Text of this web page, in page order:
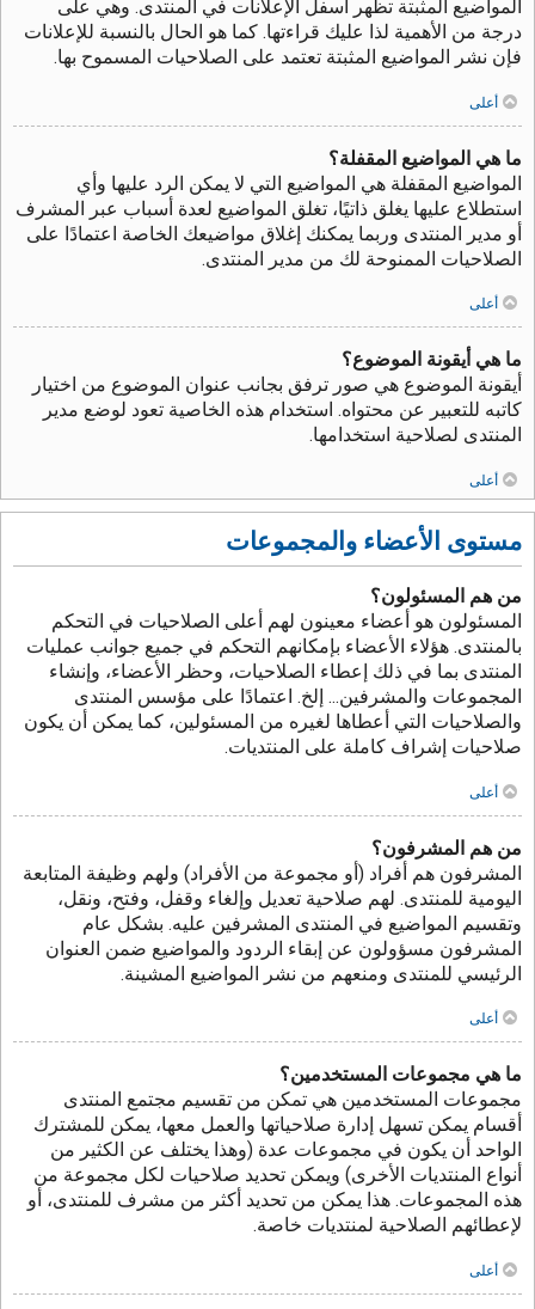
المواضيع المثبتة تظهر أسفل الإعلانات في المنتدى. وهي على
درجة من الأهمية لذا عليك قراءتها. كما هو الحال بالنسبة للإعلانات
فإن نشر المواضيع المثبتة تعتمد على الصلاحيات المسموح بها.
أعلى
ما هي المواضيع المقفلة؟
المواضيع المقفلة هي المواضيع التي لا يمكن الرد عليها وأي
استطلاع عليها يغلق ذاتيًا، تغلق المواضيع لعدة أسباب عبر المشرف
أو مدير المنتدى وربما يمكنك إغلاق مواضيعك الخاصة اعتمادًا على
الصلاحيات الممنوحة لك من مدير المنتدى.
أعلى
ما هي أيقونة الموضوع؟
أيقونة الموضوع هي صور ترفق بجانب عنوان الموضوع من اختيار
كاتبه للتعبير عن محتواه. استخدام هذه الخاصية تعود لوضع مدير
المنتدى لصلاحية استخدامها.
أعلى
مستوى الأعضاء والمجموعات
من هم المسئولون؟
المسئولون هو أعضاء معينون لهم أعلى الصلاحيات في التحكم
بالمنتدى. هؤلاء الأعضاء بإمكانهم التحكم في جميع جوانب عمليات
المنتدى بما في ذلك إعطاء الصلاحيات، وحظر الأعضاء، وإنشاء
المجموعات والمشرفين... إلخ. اعتمادًا على مؤسس المنتدى
والصلاحيات التي أعطاها لغيره من المسئولين، كما يمكن أن يكون
صلاحيات إشراف كاملة على المنتديات.
أعلى
من هم المشرفون؟
المشرفون هم أفراد (أو مجموعة من الأفراد) ولهم وظيفة المتابعة
اليومية للمنتدى. لهم صلاحية تعديل وإلغاء وقفل، وفتح، ونقل،
وتقسيم المواضيع في المنتدى المشرفين عليه. بشكل عام
المشرفون مسؤولون عن إبقاء الردود والمواضيع ضمن العنوان
الرئيسي للمنتدى ومنعهم من نشر المواضيع المشينة.
أعلى
ما هي مجموعات المستخدمين؟
مجموعات المستخدمين هي تمكن من تقسيم مجتمع المنتدى
أقسام يمكن تسهل إدارة صلاحياتها والعمل معها، يمكن للمشترك
الواحد أن يكون في مجموعات عدة (وهذا يختلف عن الكثير من
أنواع المنتديات الأخرى) ويمكن تحديد صلاحيات لكل مجموعة من
هذه المجموعات. هذا يمكن من تحديد أكثر من مشرف للمنتدى، أو
لإعطائهم الصلاحية لمنتديات خاصة.
أعلى